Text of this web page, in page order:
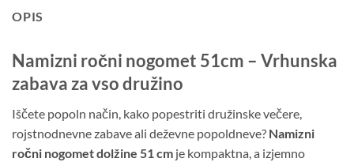
OPIS
Namizni ročni nogomet 51cm – Vrhunska
zabava za vso družino
Iščete popoln način, kako popestriti družinske večere,
rojstnodnevne zabave ali deževne popoldneve? Namizni
ročni nogomet dolžine 51 cm je kompaktna, a izjemno